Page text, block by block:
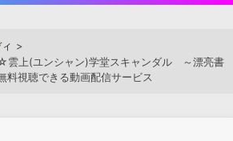
☆雲上(ユンシャン)学堂スキャンダル ～漂亮書
料視聴できる動画配信サービス